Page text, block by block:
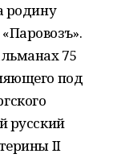
родину
75
под
русский
II